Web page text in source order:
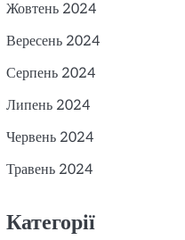
Жовтень 2024
Вересень 2024
Серпень 2024
Липень 2024
Червень 2024
Травень 2024
Категорії